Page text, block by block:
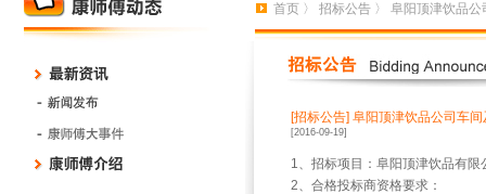
首页 〉 招标公告 〉 阜阳顶津饮品
[招标公告] 阜阳顶津饮品公司车
[2016-09-19]
1、招标项目：阜阳顶津饮品有
2、合格投标商资格要求：